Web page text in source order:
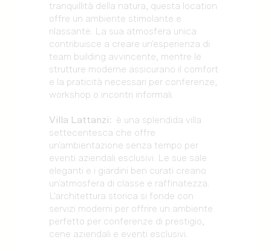
tranquillità della natura, questa location
offre un ambiente stimolante e
rilassante. La sua atmosfera unica
contribuisce a creare un'esperienza di
team building avvincente, mentre le
strutture moderne assicurano il comfort
e la praticità necessari per conferenze,
workshop o incontri informali.
Villa Lattanzi: è una splendida villa
settecentesca che offre
un'ambientazione senza tempo per
eventi aziendali esclusivi. Le sue sale
eleganti e i giardini ben curati creano
un'atmosfera di classe e raffinatezza.
L'architettura storica si fonde con
servizi moderni per offrire un ambiente
perfetto per conferenze di prestigio,
cene aziendali e eventi esclusivi.